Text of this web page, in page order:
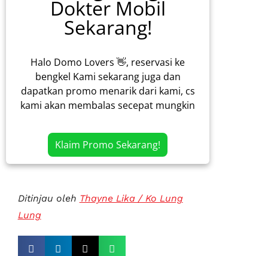
Dokter Mobil
Sekarang!
Halo Domo Lovers 👋, reservasi ke
bengkel Kami sekarang juga dan
dapatkan promo menarik dari kami, cs
kami akan membalas secepat mungkin
Klaim Promo Sekarang!
Ditinjau oleh Thayne Lika / Ko Lung
Lung